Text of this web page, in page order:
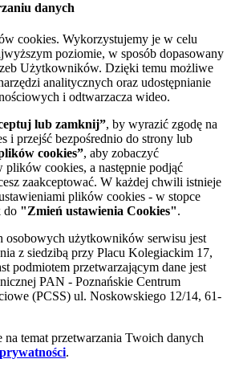
danych
cookies. Wykorzystujemy je w celu
poziomie, w sposób dopasowany
Użytkowników. Dzięki temu możliwe
analitycznych oraz udostępnianie
i odtwarzacza wideo.
lub zamknij”, by wyrazić zgodę na
i przejść bezpośrednio do strony lub
cookies”, aby zobaczyć
plików cookies, a następnie podjąć
zaakceptować. W każdej chwili istnieje
plików cookies - w stopce
do "Zmień ustawienia Cookies".
osobowych użytkowników serwisu jest
z siedzibą przy Placu Kolegiackim 17,
podmiotem przetwarzającym dane jest
PAN - Poznańskie Centrum
(PCSS) ul. Noskowskiego 12/14, 61-
na temat przetwarzania Twoich danych
.